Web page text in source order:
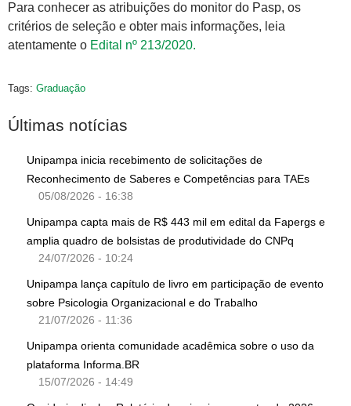
Para conhecer as atribuições do monitor do Pasp, os
critérios de seleção e obter mais informações, leia
atentamente o Edital nº 213/2020.
Tags: Graduação
Últimas notícias
Unipampa inicia recebimento de solicitações de
Reconhecimento de Saberes e Competências para TAEs
05/08/2026 - 16:38
Unipampa capta mais de R$ 443 mil em edital da Fapergs e
amplia quadro de bolsistas de produtividade do CNPq
24/07/2026 - 10:24
Unipampa lança capítulo de livro em participação de evento
sobre Psicologia Organizacional e do Trabalho
21/07/2026 - 11:36
Unipampa orienta comunidade acadêmica sobre o uso da
plataforma Informa.BR
15/07/2026 - 14:49